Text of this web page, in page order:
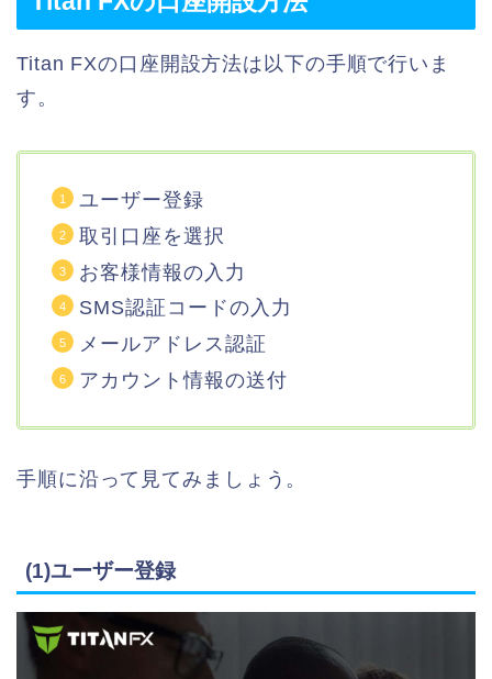
Titan FXの口座開設方法は以下の手順で行いま
す。
ユーザー登録
取引口座を選択
お客様情報の入力
SMS認証コードの入力
メールアドレス認証
アカウント情報の送付
手順に沿って見てみましょう。
(1)ユーザー登録